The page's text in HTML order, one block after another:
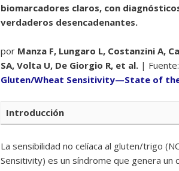
biomarcadores claros, con
verdaderos desencadenantes.
por Manza F, Lungaro L, Costanzini A,
SA, Volta U, De Giorgio R, et al. | Fuente:
Gluten/Wheat Sensitivity—State of
Introducción
La sensibilidad no celíaca al gluten/trigo
Sensitivity) es un síndrome que genera